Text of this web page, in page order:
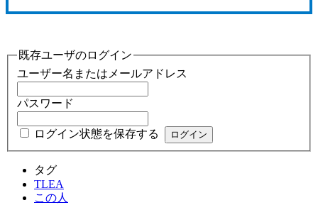
既存ユーザのログイン
ユーザー名またはメールアドレス
パスワード
ログイン状態を保存する
タグ
TLEA
この人